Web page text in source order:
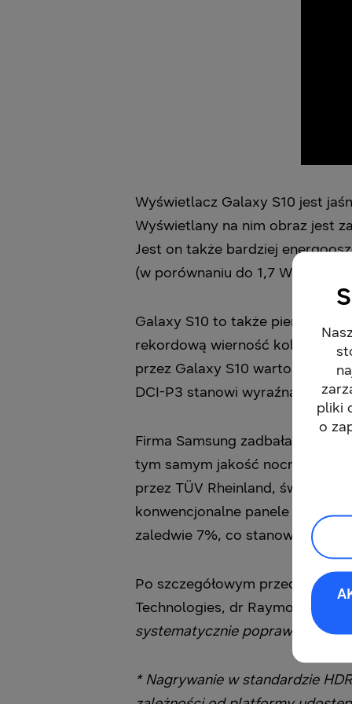
Wyświetlacz Galaxy S10 jest
Wyświetlany na nim obraz jest
Jest on także bardziej
(w porównaniu do 1,7 W w
Galaxy S10 to także pierwsze
rekordową wierność kolorów,
przez Galaxy S10 wartość 0,4
DCI-P3 stanowi wyraźną
Firma Samsung zadbała
tym samym jakość nocnego
przez TÜV Rheinland,
konwencjonalne panele OLED
zaledwie 7%, co stanowi
Po szczegółowym
Technologies, dr Raymond
systematycznie poprawia
* Nagrywanie w standardzie
pliki
o